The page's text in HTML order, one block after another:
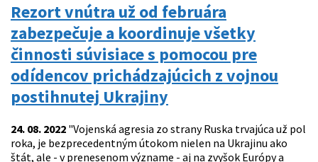
Rezort vnútra už od februára
zabezpečuje a koordinuje všetky
činnosti súvisiace s pomocou pre
odídencov prichádzajúcich z vojnou
postihnutej Ukrajiny
24. 08. 2022 "Vojenská agresia zo strany Ruska trvajúca už pol
roka, je bezprecedentným útokom nielen na Ukrajinu ako
štát, ale - v prenesenom význame - aj na zvyšok Európy a